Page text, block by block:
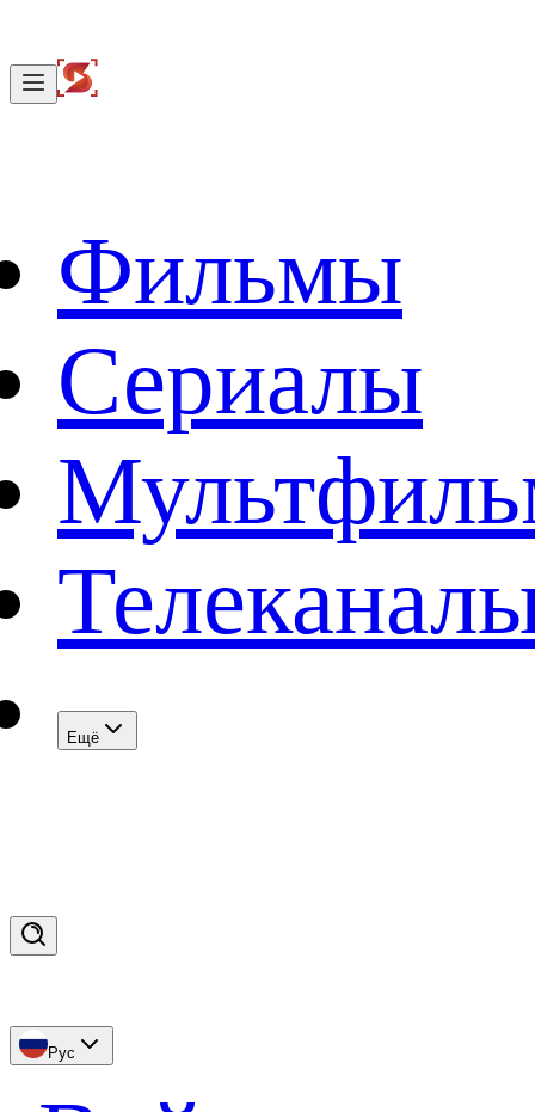
Фильмы
Сериалы
Eщё
Рус